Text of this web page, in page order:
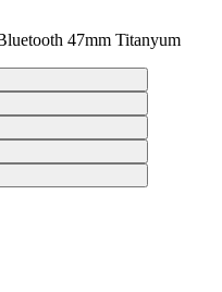
47mm Titanyum